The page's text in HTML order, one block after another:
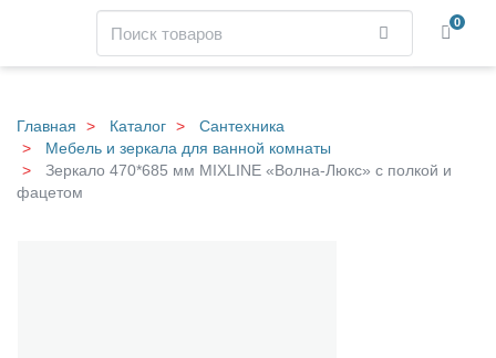
main
content
Найти 0
Главная Каталог
Сантехника
Мебель и зеркала для ванной комнаты
Зеркало 470*685 мм MIXLINE «Волна-Люкс» с полкой и
фацетом